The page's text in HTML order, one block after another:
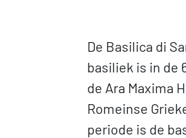
De Basilica di
basiliek is in de
de Ara Maxima
Romeinse
periode is de